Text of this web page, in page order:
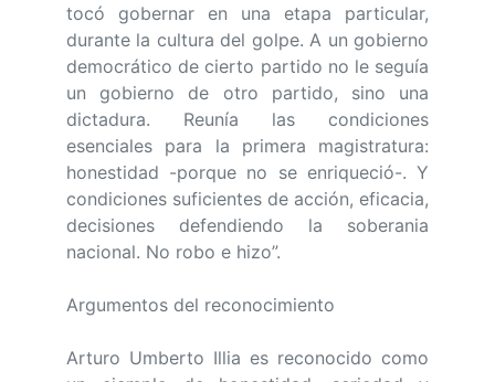
tocó gobernar en una etapa particular,
durante la cultura del golpe. A un gobierno
democrático de cierto partido no le seguía
un gobierno de otro partido, sino una
dictadura. Reunía las condiciones
esenciales para la primera magistratura:
honestidad -porque no se enriqueció-. Y
condiciones suficientes de acción, eficacia,
decisiones defendiendo la soberania
nacional. No robo e hizo”.
Argumentos del reconocimiento
Arturo Umberto Illia es reconocido como